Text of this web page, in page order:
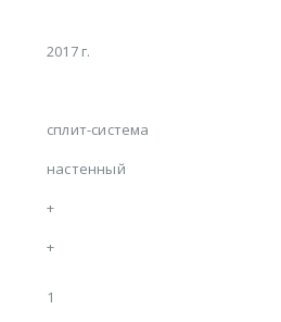
2017 г.
сплит-система
настенный
+
+
1